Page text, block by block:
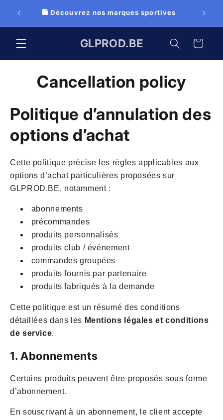
Skip to
content
👕
GLPROD.BE Cart
Cancellation policy
Politique d’annulation des
options d’achat
Cette politique précise les règles applicables aux
options d’achat particulières proposées sur
GLPROD.BE, notamment :
abonnements
précommandes
produits personnalisés
produits club / événement
commandes groupées
produits fournis par partenaire
produits fabriqués à la demande
Cette politique est un résumé des conditions
détaillées dans les Mentions légales et conditions
de service.
1. Abonnements
Certains produits peuvent être proposés sous forme
d’abonnement.
En souscrivant à un abonnement, le client accepte